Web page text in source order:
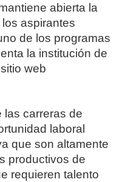
abierta la
aspirantes
de los programas
la institución de
web
las carreras de
laboral
que son altamente
productivos de
requieren talento